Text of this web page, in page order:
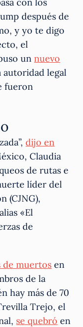
después de
y yo te digo
el
unnuevo
autoridad legal
fueron
dijo en
Claudia
de rutas e
líder del
(CJNG),
«El
de
de muertos en
de la
hay más de 70
Trejo, el
se quebró en